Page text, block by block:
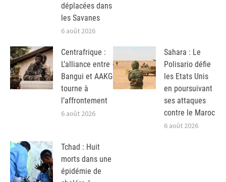
déplacées dans
les Savanes
6 août 2026
Centrafrique :
L’alliance entre
Bangui et AAKG
tourne à
l’affrontement
6 août 2026
Sahara : Le
Polisario défie
les Etats Unis
en poursuivant
ses attaques
contre le Maroc
6 août 2026
Tchad : Huit
morts dans une
épidémie de